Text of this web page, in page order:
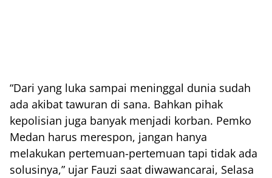
“Dari yang luka sampai meninggal dunia sudah
ada akibat tawuran di sana. Bahkan pihak
kepolisian juga banyak menjadi korban. Pemko
Medan harus merespon, jangan hanya
melakukan pertemuan-pertemuan tapi tidak ada
solusinya,” ujar Fauzi saat diwawancarai, Selasa